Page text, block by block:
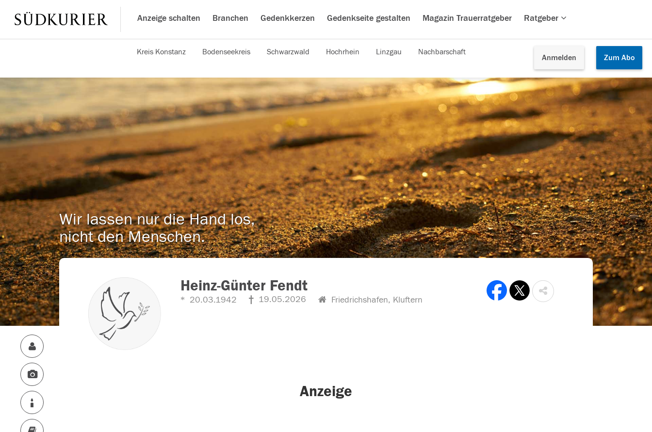
Anzeige schalten Branchen Gedenkkerzen Gedenkseite gestalten Magazin Trauerratgeber Ratgeber
Anmelden Zum Abo
Kreis Konstanz Bodenseekreis Schwarzwald Hochrhein Linzgau Nachbarschaft
Wir lassen nur die Hand los,
nicht den Menschen.
Heinz-Günter Fendt
20.03.1942 19.05.2026 Friedrichshafen, Kluftern
Anzeige